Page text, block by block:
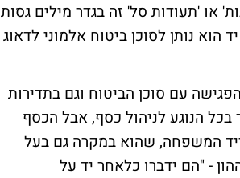
'קרנות נאמנות' או 'תעודות סל' זה בגדר מילים גסות
נותן לסוכן ביטוח אלמוני לדאוג
עם סוכן הביטוח וגם בתדירות
הנוגע לניהול כסף, אבל הכסף
המשפחה, שהוא במקרה גם בעל
- "הם ידברו כלאחר יד על